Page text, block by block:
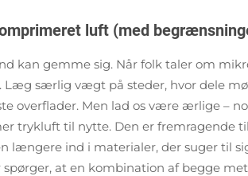
luft (med
kan gemme sig. Når folk taler om
særlig vægt på steder, hvor dele
overflader. Men lad os være ærlige –
trykluft til nytte. Den er fremragende
længere ind i materialer, der suger til
at en kombination af begge